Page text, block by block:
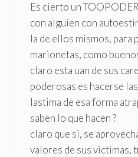
Es cierto un
con alguien con
la de ellos mismos, para
marionetas, como
claro esta uan de sus
poderosas es hacerse
lastima de esa forma
saben lo que hacen ?
claro que si, se
valores de sus victimas,